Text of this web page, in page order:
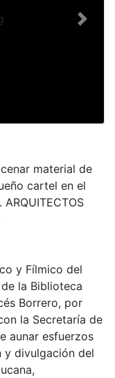
Next
material de
cartel en el
y Fílmico del
la Biblioteca
Borrero, por
la Secretaría de
aunar esfuerzos
y divulgación del